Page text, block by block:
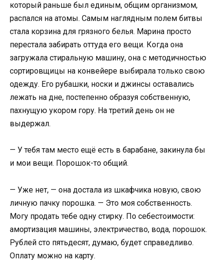
который раньше был единым, общим организмом,
распался на атомы. Самым наглядным полем битвы
стала корзина для грязного белья. Марина просто
перестала забирать оттуда его вещи. Когда она
загружала стиральную машину, она с методичностью
сортировщицы на конвейере выбирала только свою
одежду. Его рубашки, носки и джинсы оставались
лежать на дне, постепенно образуя собственную,
пахнущую укором гору. На третий день он не
выдержал.
— У тебя там место ещё есть в барабане, закинула бы
и мои вещи. Порошок-то общий.
— Уже нет, — она достала из шкафчика новую, свою
личную пачку порошка. — Это моя собственность.
Могу продать тебе одну стирку. По себестоимости:
амортизация машины, электричество, вода, порошок.
Рублей сто пятьдесят, думаю, будет справедливо.
Оплату можно на карту.